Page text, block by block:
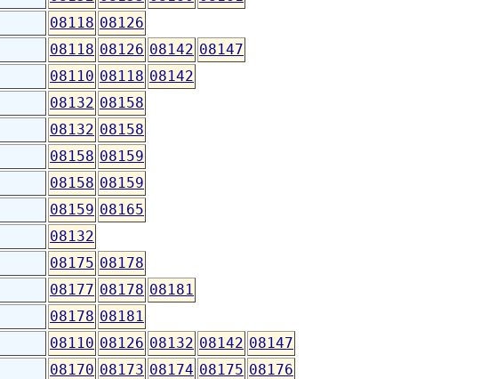
08118 08126
08118 08126 08142 08147
08110 08118 08142
08132 08158
08132 08158
08158 08159
08158 08159
08159 08165
08132
08175 08178
08177 08178 08181
08178 08181
08110 08126 08132 08142 08147
08170 08173 08174 08175 08176